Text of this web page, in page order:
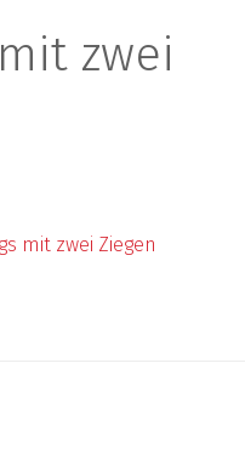
zwei
mit zwei Ziegen